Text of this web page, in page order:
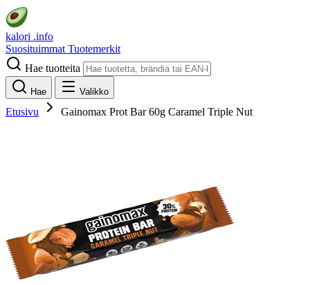
kalori .info
Suosituimmat Tuotemerkit
Hae tuotteita
Hae Valikko
Etusivu Gainomax Prot Bar 60g Caramel Triple Nut